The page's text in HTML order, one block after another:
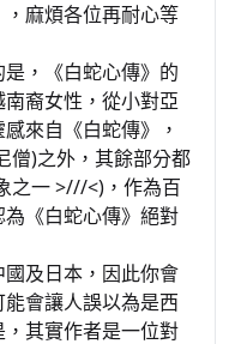
麻煩各位再耐心等
，《白蛇心傳》的
裔女性，從小對亞
來自《白蛇傳》，
僧)之外，其餘部分都
之一 >///<)，作為百
《白蛇心傳》絕對
及日本，因此你會
會讓人誤以為是西
其實作者是一位對